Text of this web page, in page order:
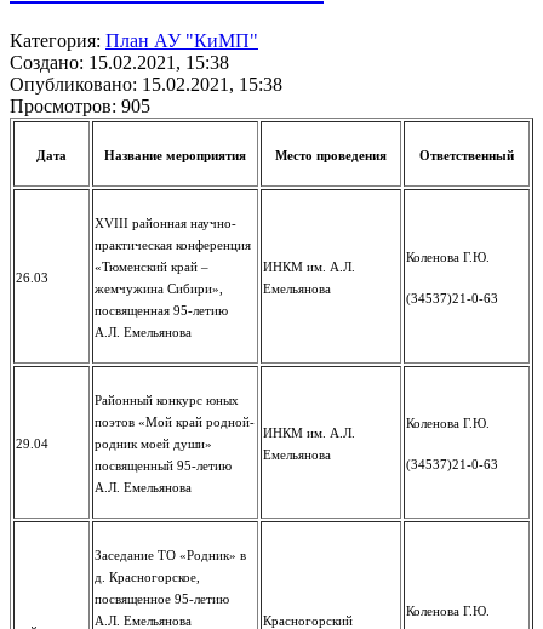
Категория: План АУ "КиМП"
Создано: 15.02.2021, 15:38
Опубликовано: 15.02.2021, 15:38
Просмотров: 905
Дата Название мероприятия Место проведения Ответственный
26.03
XVIII районная научно-
практическая конференция
«Тюменский край –
жемчужина Сибири»,
посвященная 95-летию
А.Л. Емельянова
ИНКМ им. А.Л.
Емельянова
Коленова Г.Ю.
(34537)21-0-63
29.04
Районный конкурс юных
поэтов «Мой край родной-
родник моей души»
посвященный 95-летию
А.Л. Емельянова
ИНКМ им. А.Л.
Емельянова
Коленова Г.Ю.
(34537)21-0-63
Заседание ТО «Родник» в
д. Красногорское,
посвященное 95-летию
А.Л. Емельянова
Красногорский
Коленова Г.Ю.